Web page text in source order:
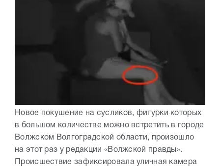
Новое покушение на сусликов, фигурки которых
в большом количестве можно встретить в городе
Волжском Волгоградской области, произошло
на этот раз у редакции «Волжской правды».
Происшествие зафиксировала уличная камера